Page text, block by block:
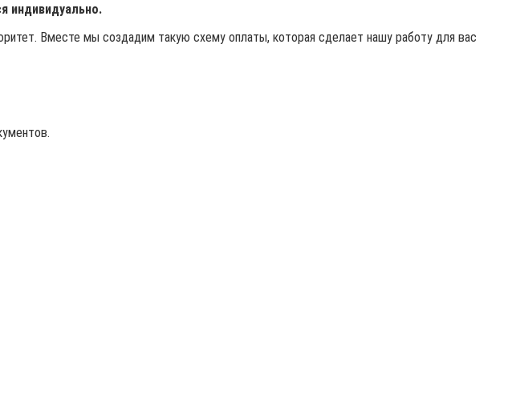
индивидуально.
Вместе мы создадим такую схему оплаты, которая сделает нашу работу для вас